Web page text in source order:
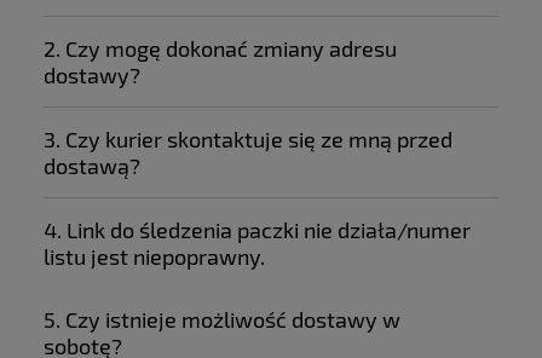
2. Czy mogę dokonać zmiany adresu
dostawy?
3. Czy kurier skontaktuje się ze mną przed
dostawą?
4. Link do śledzenia paczki nie działa/numer
listu jest niepoprawny.
5. Czy istnieje możliwość dostawy w
sobotę?